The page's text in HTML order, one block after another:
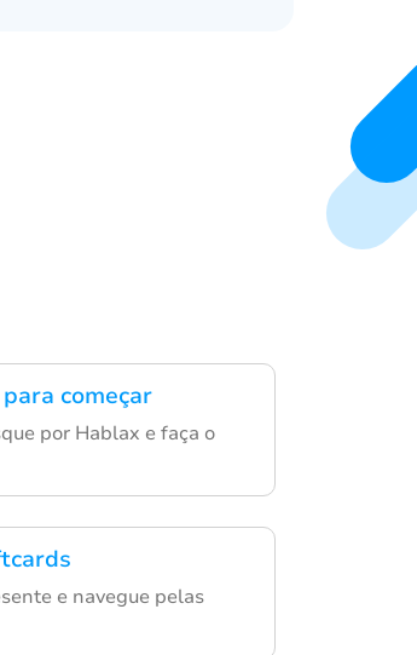
começar
por Hablax e faça o
e navegue pelas